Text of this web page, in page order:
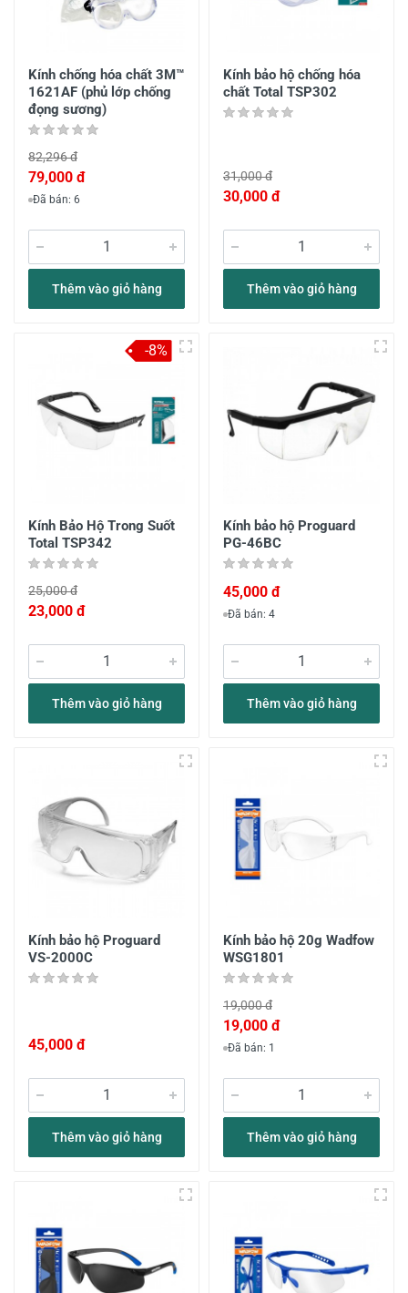
Kính chống hóa chất 3M™
1621AF (phủ lớp chống
đọng sương)
82,296 đ
79,000 đ
Đã bán: 6
Thêm vào giỏ hàng
Kính bảo hộ chống hóa
chất Total TSP302
31,000 đ
30,000 đ
Thêm vào giỏ hàng
Kính Bảo Hộ Trong Suốt
Total TSP342
25,000 đ
23,000 đ
Thêm vào giỏ hàng
-8%
Kính bảo hộ Proguard
PG-46BC
45,000 đ
Đã bán: 4
Thêm vào giỏ hàng
Kính bảo hộ Proguard
VS-2000C
45,000 đ
Thêm vào giỏ hàng
Kính bảo hộ 20g Wadfow
WSG1801
19,000 đ
19,000 đ
Đã bán: 1
Thêm vào giỏ hàng